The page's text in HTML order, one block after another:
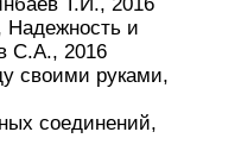
Надежность и
С.А., 2016
своими руками,
соединений,